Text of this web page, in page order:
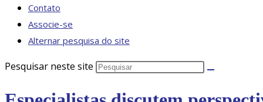
Contato
Associe-se
Alternar pesquisa do site
Pesquisar neste site